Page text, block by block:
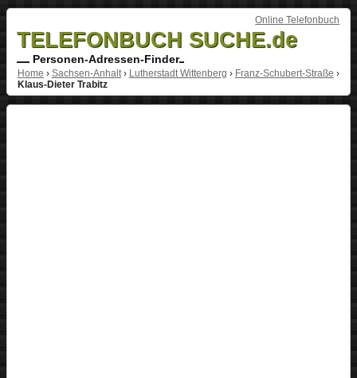
Online Telefonbuch
TELEFONBUCH SUCHE.de
Personen-Adressen-Finder
Home › Sachsen-Anhalt› Lutherstadt Wittenberg › Franz-Schubert-Straße ›
Klaus-Dieter Trabitz